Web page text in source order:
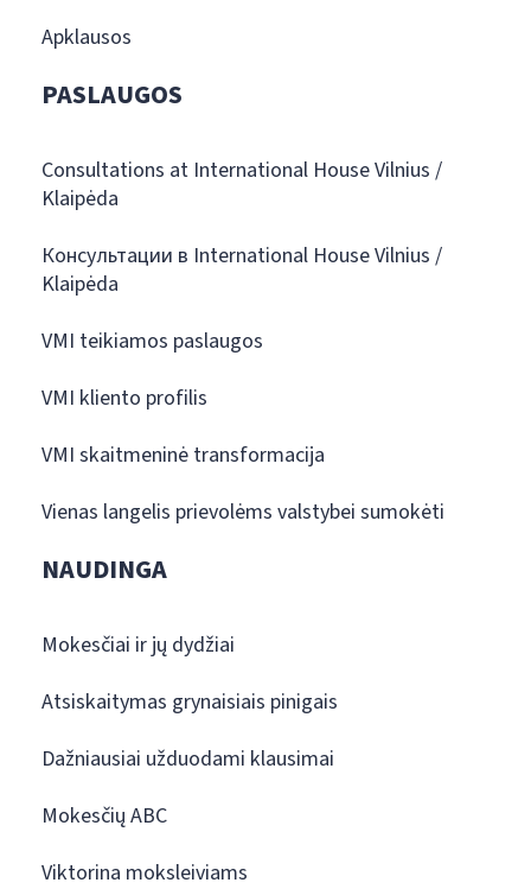
Apklausos
PASLAUGOS
Consultations at International House Vilnius /
Klaipėda
Консультации в International House Vilnius /
Klaipėda
VMI teikiamos paslaugos
VMI kliento profilis
VMI skaitmeninė transformacija
Vienas langelis prievolėms valstybei sumokėti
NAUDINGA
Mokesčiai ir jų dydžiai
Atsiskaitymas grynaisiais pinigais
Dažniausiai užduodami klausimai
Mokesčių ABC
Viktorina moksleiviams